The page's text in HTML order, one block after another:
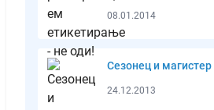
08.01.2014
Сезонец и магистер
24.12.2013